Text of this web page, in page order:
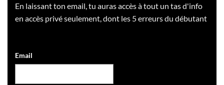
En laissant ton email, tu auras accès à tout un tas d'info
en accès privé seulement, dont les 5 erreurs du débutant
Email